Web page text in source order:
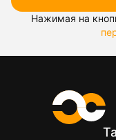
Нажимая на